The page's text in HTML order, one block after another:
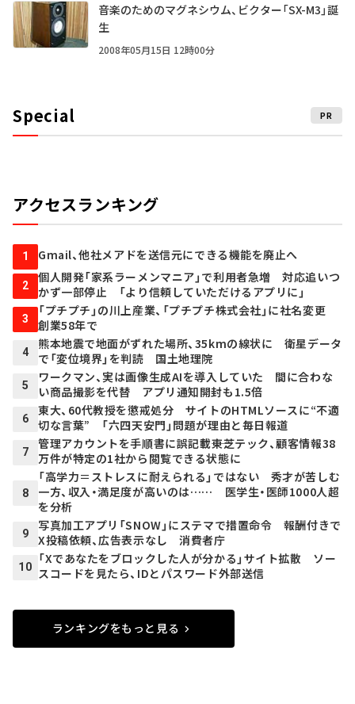
音楽のためのマグネシウム、ビクター「SX-M3」誕
生
2008年05月15日 12時00分
Special PR
アクセスランキング
1 Gmail、他社メアドを送信元にできる機能を廃止へ
2
個人開発「家系ラーメンマニア」で利用者急増 対応追いつ
かず一部停止 「より信頼していただけるアプリに」
3
「プチプチ」の川上産業、「プチプチ株式会社」に社名変更
創業58年で
4
熊本地震で地面がずれた場所、35kmの線状に 衛星データ
で「変位境界」を判読 国土地理院
5
ワークマン、実は画像生成AIを導入していた 間に合わな
い商品撮影を代替 アプリ通知開封も1.5倍
6
東大、60代教授を懲戒処分 サイトのHTMLソースに“不適
切な言葉” 「六四天安門」問題が理由と毎日報道
7
管理アカウントを手順書に誤記載――東芝テック、顧客情報38
万件が特定の1社から閲覧できる状態に
8
「高学力＝ストレスに耐えられる」ではない 秀才が苦しむ
一方、収入・満足度が高いのは…… 医学生・医師1000人超
を分析
9
写真加工アプリ「SNOW」にステマで措置命令 報酬付きで
X投稿依頼、広告表示なし 消費者庁
10
「Xであなたをブロックした人が分かる」サイト拡散 ソー
スコードを見たら、IDとパスワード外部送信
ランキングをもっと見る